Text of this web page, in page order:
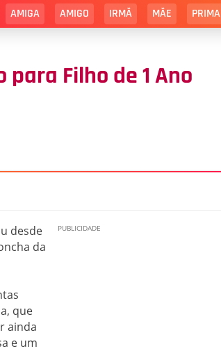
AMIGA AMIGO IRMÃ MÃE PRIMA
Filho de 1 Ano
desde
da
que
ainda
e um